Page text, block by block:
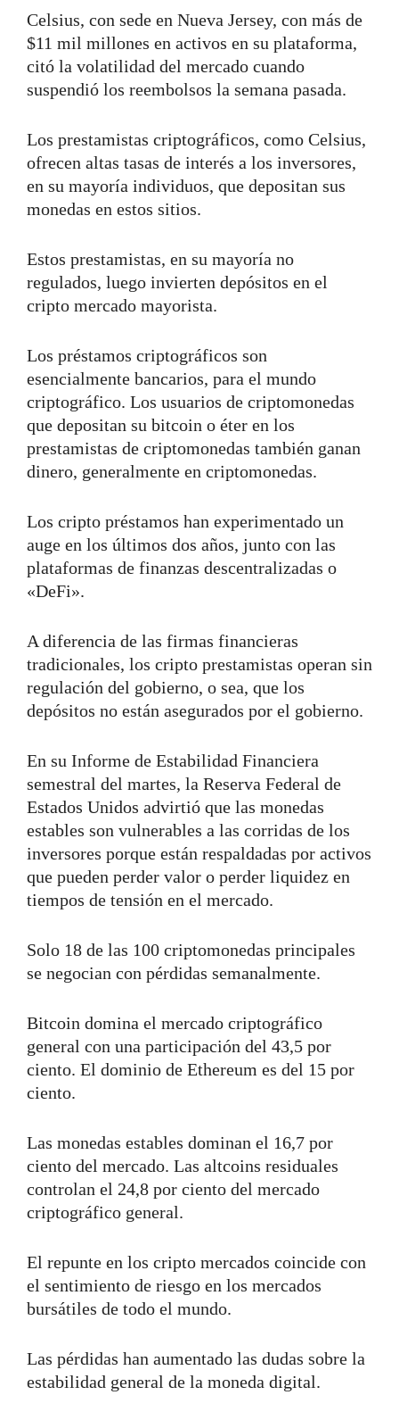
Celsius, con sede en Nueva Jersey, con más de
$11 mil millones en activos en su plataforma,
citó la volatilidad del mercado cuando
suspendió los reembolsos la semana pasada.
Los prestamistas criptográficos, como Celsius,
ofrecen altas tasas de interés a los inversores,
en su mayoría individuos, que depositan sus
monedas en estos sitios.
Estos prestamistas, en su mayoría no
regulados, luego invierten depósitos en el
cripto mercado mayorista.
Los préstamos criptográficos son
esencialmente bancarios, para el mundo
criptográfico. Los usuarios de criptomonedas
que depositan su bitcoin o éter en los
prestamistas de criptomonedas también ganan
dinero, generalmente en criptomonedas.
Los cripto préstamos han experimentado un
auge en los últimos dos años, junto con las
plataformas de finanzas descentralizadas o
«DeFi».
A diferencia de las firmas financieras
tradicionales, los cripto prestamistas operan sin
regulación del gobierno, o sea, que los
depósitos no están asegurados por el gobierno.
En su Informe de Estabilidad Financiera
semestral del martes, la Reserva Federal de
Estados Unidos advirtió que las monedas
estables son vulnerables a las corridas de los
inversores porque están respaldadas por activos
que pueden perder valor o perder liquidez en
tiempos de tensión en el mercado.
Solo 18 de las 100 criptomonedas principales
se negocian con pérdidas semanalmente.
Bitcoin domina el mercado criptográfico
general con una participación del 43,5 por
ciento. El dominio de Ethereum es del 15 por
ciento.
Las monedas estables dominan el 16,7 por
ciento del mercado. Las altcoins residuales
controlan el 24,8 por ciento del mercado
criptográfico general.
El repunte en los cripto mercados coincide con
el sentimiento de riesgo en los mercados
bursátiles de todo el mundo.
Las pérdidas han aumentado las dudas sobre la
estabilidad general de la moneda digital.